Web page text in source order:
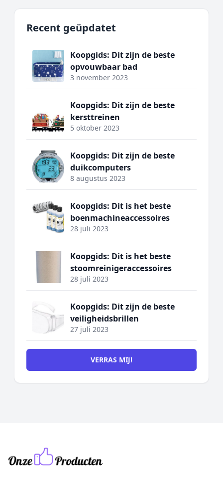
Recent geüpdatet
Koopgids: Dit zijn de beste
opvouwbaar bad
3 november 2023
Koopgids: Dit zijn de beste
kersttreinen
5 oktober 2023
Koopgids: Dit zijn de beste
duikcomputers
8 augustus 2023
Koopgids: Dit is het beste
boenmachineaccessoires
28 juli 2023
Koopgids: Dit is het beste
stoomreinigeraccessoires
28 juli 2023
Koopgids: Dit zijn de beste
veiligheidsbrillen
27 juli 2023
VERRAS MIJ!